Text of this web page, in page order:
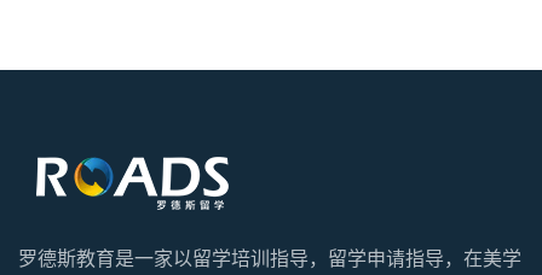
罗德斯教育是一家以留学培训指导，留学申请指导，在美学